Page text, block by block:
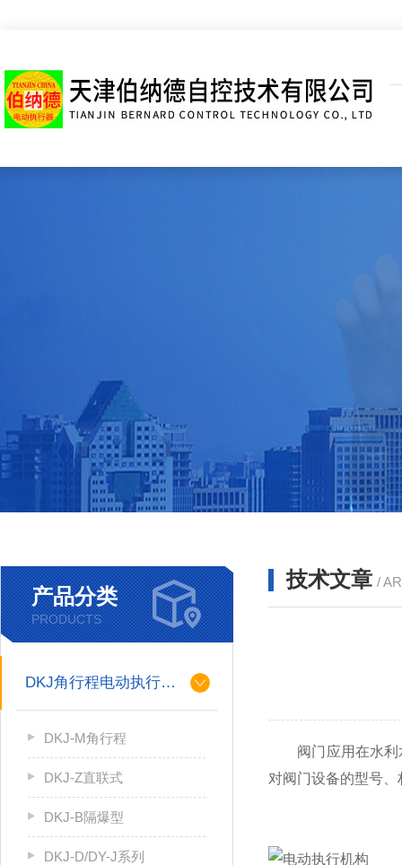
产品分类
PRODUCTS
DKJ角行程电动执行机构
DKJ-M角行程
DKJ-Z直联式
DKJ-B隔爆型
DKJ-D/DY-J系列
技术文章 /
阀门应用在水利水
对阀门设备的型号